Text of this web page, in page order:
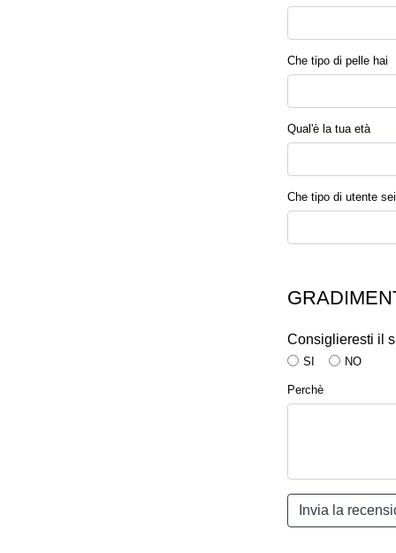
Che tipo di pelle hai
Qual'è la tua età
Che tipo di utente sei
Consiglieresti il
SI NO
Perchè